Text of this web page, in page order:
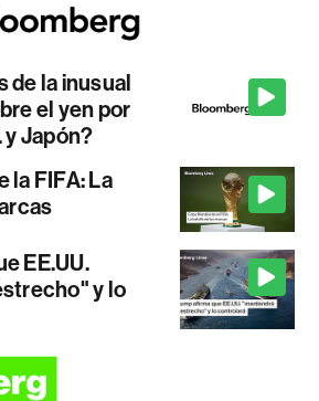
de la inusual
el yen por
y Japón?
la FIFA: La
EE.UU.
y lo